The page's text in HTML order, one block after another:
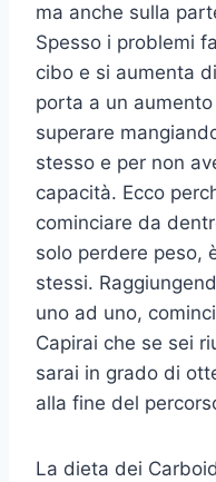
ma anche sulla
Spesso i problemi
cibo e si aumenta
porta a un
superare
stesso e per non
capacità. Ecco
cominciare da
solo perdere peso,
stessi.
uno ad uno,
Capirai che se sei
sarai in grado di
alla fine del
La dieta dei